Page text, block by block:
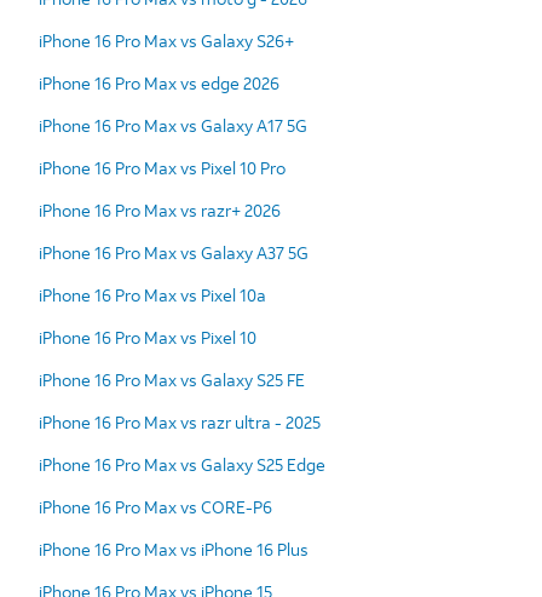
iPhone 16 Pro Max vs Galaxy S26+
iPhone 16 Pro Max vs edge 2026
iPhone 16 Pro Max vs Galaxy A17 5G
iPhone 16 Pro Max vs Pixel 10 Pro
iPhone 16 Pro Max vs razr+ 2026
iPhone 16 Pro Max vs Galaxy A37 5G
iPhone 16 Pro Max vs Pixel 10a
iPhone 16 Pro Max vs Pixel 10
iPhone 16 Pro Max vs Galaxy S25 FE
iPhone 16 Pro Max vs razr ultra - 2025
iPhone 16 Pro Max vs Galaxy S25 Edge
iPhone 16 Pro Max vs CORE-P6
iPhone 16 Pro Max vs iPhone 16 Plus
iPhone 16 Pro Max vs iPhone 15